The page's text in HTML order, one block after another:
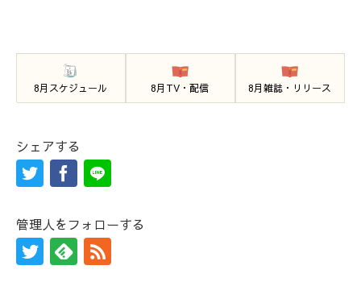
8月スケジュール 8月TV・配信 8月雑誌・リリース
シェアする
管理人をフォローする